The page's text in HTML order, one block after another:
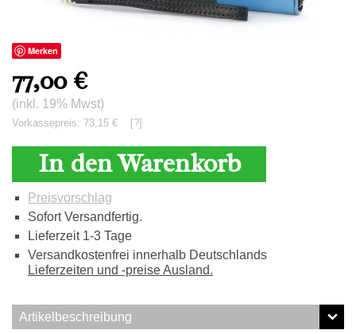
Merken
77,00 €
(inkl. 19% Mwst)
Vorkassepreis: 73,15 € [?]
In den Warenkorb
Preisvorschlag
Sofort Versandfertig.
Lieferzeit 1-3 Tage
Versandkostenfrei innerhalb Deutschlands
Lieferzeiten und -preise Ausland.
Artikelbeschreibung